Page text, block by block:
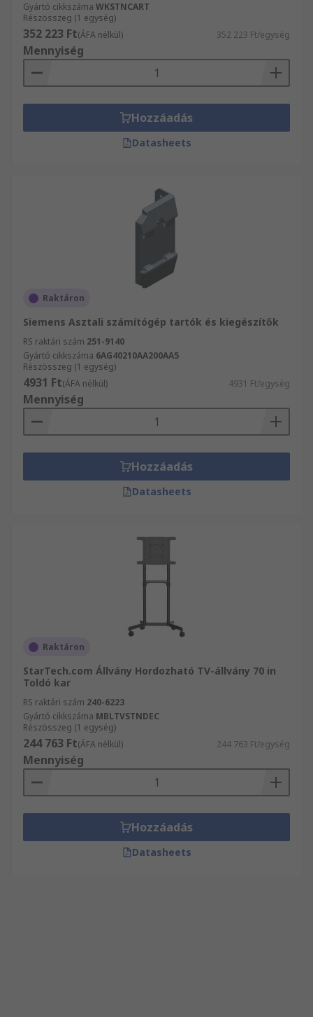
Gyártó cikkszáma WKSTNCART
Részösszeg (1 egység)
352 223 Ft(ÁFA nélkül) 352 223 Ft/egység
Mennyiség
Hozzáadás
Datasheets
Raktáron
Siemens Asztali számítógép tartók és kiegészítők
RS raktári szám 251-9140
Gyártó cikkszáma 6AG40210AA200AA5
Részösszeg (1 egység)
4931 Ft(ÁFA nélkül) 4931 Ft/egység
Mennyiség
Hozzáadás
Datasheets
Raktáron
StarTech.com Állvány Hordozható TV-állvány 70 in
Toldó kar
RS raktári szám 240-6223
Gyártó cikkszáma MBLTVSTNDEC
Részösszeg (1 egység)
244 763 Ft(ÁFA nélkül) 244 763 Ft/egység
Mennyiség
Hozzáadás
Datasheets